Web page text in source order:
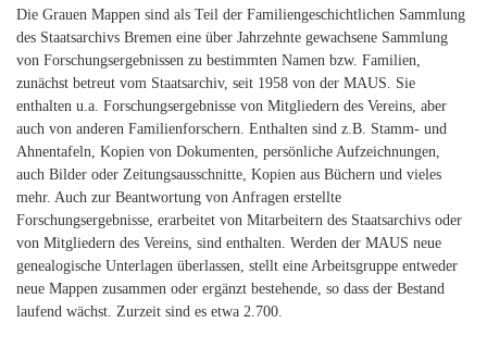
Die Grauen Mappen sind als Teil der Familiengeschichtlichen Sammlung
des Staatsarchivs Bremen eine über Jahrzehnte gewachsene Sammlung
von Forschungsergebnissen zu bestimmten Namen bzw. Familien,
zunächst betreut vom Staatsarchiv, seit 1958 von der MAUS. Sie
enthalten u.a. Forschungsergebnisse von Mitgliedern des Vereins, aber
auch von anderen Familienforschern. Enthalten sind z.B. Stamm- und
Ahnentafeln, Kopien von Dokumenten, persönliche Aufzeichnungen,
auch Bilder oder Zeitungsausschnitte, Kopien aus Büchern und vieles
mehr. Auch zur Beantwortung von Anfragen erstellte
Forschungsergebnisse, erarbeitet von Mitarbeitern des Staatsarchivs oder
von Mitgliedern des Vereins, sind enthalten. Werden der MAUS neue
genealogische Unterlagen überlassen, stellt eine Arbeitsgruppe entweder
neue Mappen zusammen oder ergänzt bestehende, so dass der Bestand
laufend wächst. Zurzeit sind es etwa 2.700.